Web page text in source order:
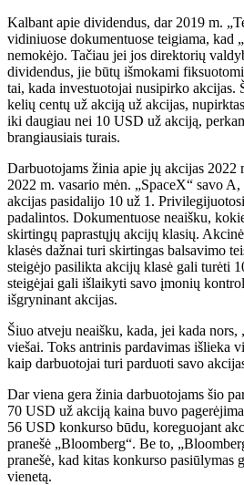
Kalbant apie dividendus, dar 2019 m.
vidiniuose dokumentuose teigiama, kad
nemokėjo. Tačiau jei jos direktorių
dividendus, jie būtų išmokami
tai, kada investuotojai nusipirko akcijas.
kelių centų už akciją už akcijas,
iki daugiau nei 10 USD už akciją,
brangiausiais turais.
Darbuotojams žinia apie jų akcijas 2022
2022 m. vasario mėn. „SpaceX“ savo
akcijas pasidalijo 10 už 1.
padalintos. Dokumentuose neaišku,
skirtingų paprastųjų akcijų klasių.
klasės dažnai turi skirtingas balsavimo
steigėjo pasilikta akcijų klasė gali turėti
steigėjai gali išlaikyti savo įmonių
išgryninant akcijas.
Šiuo atveju neaišku, kada, jei kada nors,
viešai. Toks antrinis pardavimas išlieka
kaip darbuotojai turi parduoti savo
Dar viena gera žinia darbuotojams šio
70 USD už akciją kaina buvo
56 USD konkurso būdu, koreguojant
pranešė „Bloomberg“. Be to,
pranešė, kad kitas konkurso pasiūlymas
vienetą.